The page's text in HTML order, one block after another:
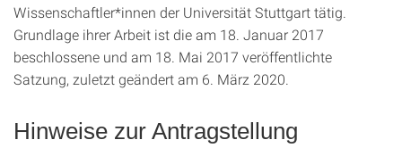
Wissenschaftler*innen der Universität Stuttgart tätig.
Grundlage ihrer Arbeit ist die am 18. Januar 2017
beschlossene und am 18. Mai 2017 veröffentlichte
Satzung, zuletzt geändert am 6. März 2020.
Hinweise zur Antragstellung